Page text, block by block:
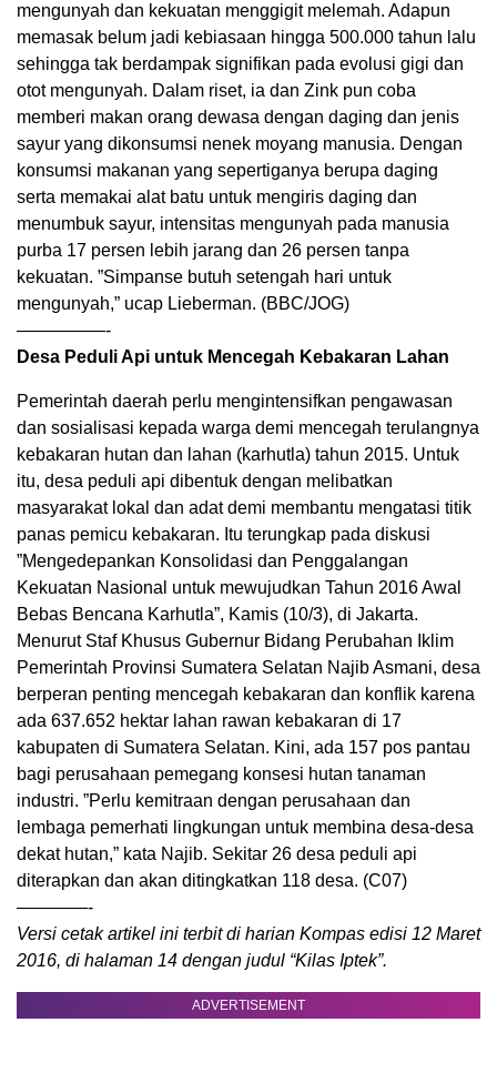
mengunyah dan kekuatan menggigit melemah. Adapun
memasak belum jadi kebiasaan hingga 500.000 tahun lalu
sehingga tak berdampak signifikan pada evolusi gigi dan
otot mengunyah. Dalam riset, ia dan Zink pun coba
memberi makan orang dewasa dengan daging dan jenis
sayur yang dikonsumsi nenek moyang manusia. Dengan
konsumsi makanan yang sepertiganya berupa daging
serta memakai alat batu untuk mengiris daging dan
menumbuk sayur, intensitas mengunyah pada manusia
purba 17 persen lebih jarang dan 26 persen tanpa
kekuatan. ”Simpanse butuh setengah hari untuk
mengunyah,” ucap Lieberman. (BBC/JOG)
—————-
Desa Peduli Api untuk Mencegah Kebakaran Lahan
Pemerintah daerah perlu mengintensifkan pengawasan
dan sosialisasi kepada warga demi mencegah terulangnya
kebakaran hutan dan lahan (karhutla) tahun 2015. Untuk
itu, desa peduli api dibentuk dengan melibatkan
masyarakat lokal dan adat demi membantu mengatasi titik
panas pemicu kebakaran. Itu terungkap pada diskusi
”Mengedepankan Konsolidasi dan Penggalangan
Kekuatan Nasional untuk mewujudkan Tahun 2016 Awal
Bebas Bencana Karhutla”, Kamis (10/3), di Jakarta.
Menurut Staf Khusus Gubernur Bidang Perubahan Iklim
Pemerintah Provinsi Sumatera Selatan Najib Asmani, desa
berperan penting mencegah kebakaran dan konflik karena
ada 637.652 hektar lahan rawan kebakaran di 17
kabupaten di Sumatera Selatan. Kini, ada 157 pos pantau
bagi perusahaan pemegang konsesi hutan tanaman
industri. ”Perlu kemitraan dengan perusahaan dan
lembaga pemerhati lingkungan untuk membina desa-desa
dekat hutan,” kata Najib. Sekitar 26 desa peduli api
diterapkan dan akan ditingkatkan 118 desa. (C07)
————-
Versi cetak artikel ini terbit di harian Kompas edisi 12 Maret
2016, di halaman 14 dengan judul “Kilas Iptek”.
ADVERTISEMENT